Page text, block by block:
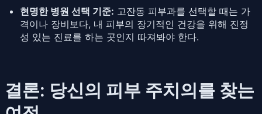
현명한 병원 선택 기준: 고잔동 피부과를 선택할 때는 가
격이나 장비보다, 내 피부의 장기적인 건강을 위해 진정
성 있는 진료를 하는 곳인지 따져봐야 한다.
결론: 당신의 피부 주치의를 찾는